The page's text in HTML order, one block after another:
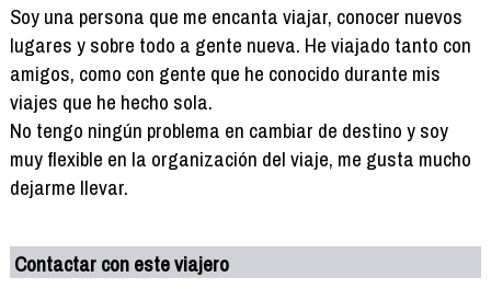
Soy una persona que me encanta viajar, conocer nuevos
lugares y sobre todo a gente nueva. He viajado tanto con
amigos, como con gente que he conocido durante mis
viajes que he hecho sola.
No tengo ningún problema en cambiar de destino y soy
muy flexible en la organización del viaje, me gusta mucho
dejarme llevar.
Contactar con este viajero